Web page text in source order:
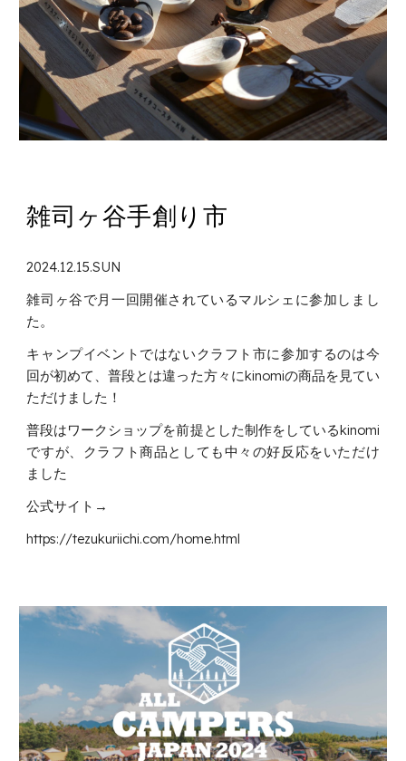
雑司ヶ谷手創り市
2024.12.15.SUN
雑司ヶ谷で月一回開催されているマルシェに参加しまし
た。
キャンプイベントではないクラフト市に参加するのは今
回が初めて、普段とは違った方々にkinomiの商品を見てい
ただけました！
普段はワークショップを前提とした制作をしているkinomi
ですが、クラフト商品としても中々の好反応をいただけ
ました
公式サイト→
https://tezukuriichi.com/home.html